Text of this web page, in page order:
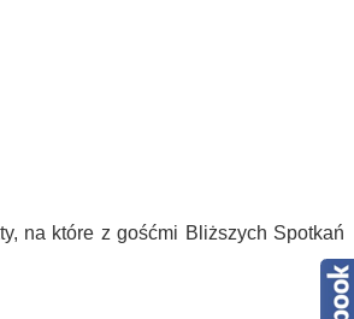
na które z gośćmi Bliższych Spotkań